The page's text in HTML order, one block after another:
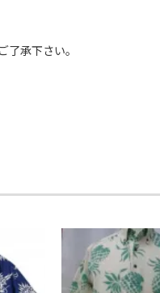
承下さい。